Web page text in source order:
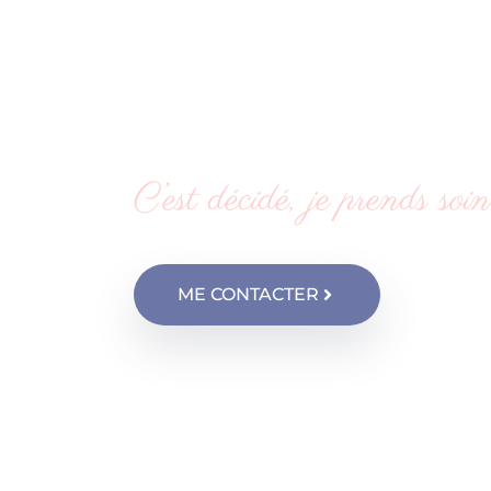
C’est décidé, je prends
ME CONTACTER